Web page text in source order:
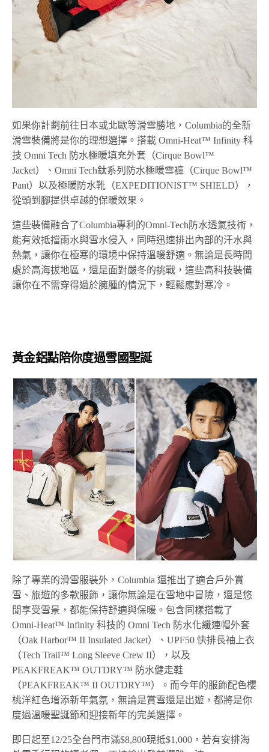
如果你計劃前往日本或北歐等滑雪勝地，Columbia的全新
滑雪裝備將是你的理想選擇。搭載 Omni-Heat™ Infinity 科
技 Omni Tech 防水極暖填充外套（Cirque Bowl™
Jacket）、Omni Tech鈦系列防水極暖雪褲（Cirque Bowl™
Pant）以及極暖防水靴（EXPEDITIONIST™ SHIELD），
從頭到腳提供卓越的保暖效果。
這些裝備融合了Columbia專利的Omni-Tech防水透氣技術，
能有效抵擋雨水與雪水侵入，同時迅速排出內部的汗水與
熱氣，讓你在極寒的環境中保持溫暖舒適。無論是長時間
處於高海拔地區，還是面對嚴冬的挑戰，這些高科技裝備
讓你在不需穿得過於臃腫的情況下，輕鬆應對寒冷。
黃金鋁點陪你度過雪國聖誕
除了專業的滑雪服裝外，Columbia 還推出了適合戶外賞
雪、旅遊的多款服飾，讓你無論是在雪地中冒險，還是悠
閒享受雪景，都能保持舒適與保暖。包含同樣搭載了
Omni-Heat™ Infinity 科技的 Omni Tech 防水化纖連帽外套
（Oak Harbor™ II Insulated Jacket）、UPF50 快排長袖上衣
（Tech Trail™ Long Sleeve Crew II），以及
PEAKFREAK™ OUTDRY™ 防水健走鞋
（PEAKFREAK™ II OUTDRY™）。而今年的服飾配色櫻
桃洋紅色增添新年氣氛，無論是賞雪還是出遊，都將是你
度過溫暖聖誕節和迎接新年的完美選擇。
即日起至12/25全台門市滿$8,800現抵$1,000，若有安排海